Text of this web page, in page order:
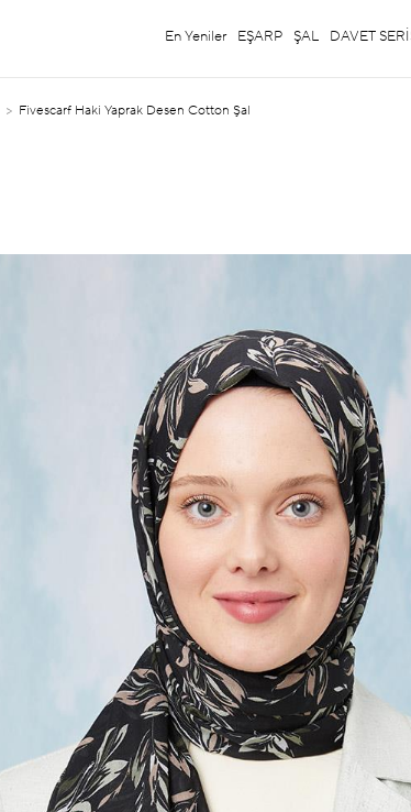
En Yeniler EŞARP ŞAL DAVET
Fivescarf Haki Yaprak Desen Cotton Şal